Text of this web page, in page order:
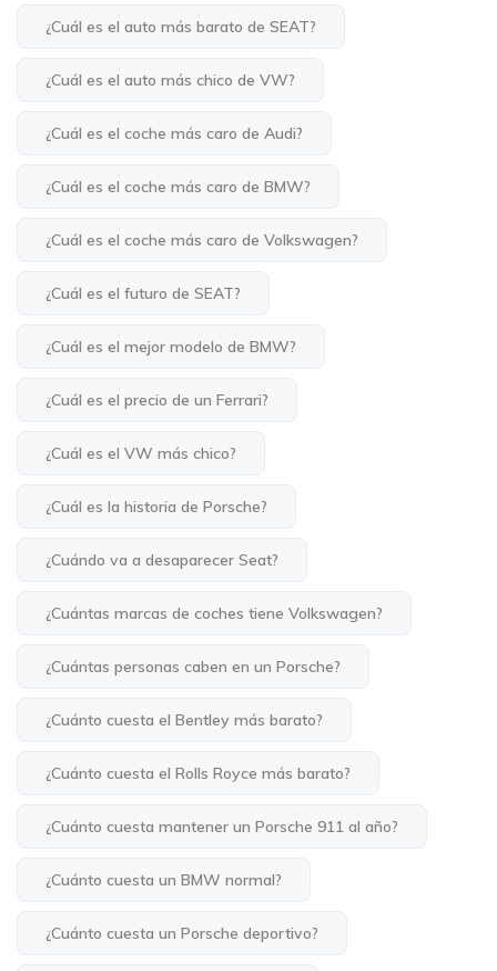
¿Cuál es el auto más barato de SEAT?
¿Cuál es el auto más chico de VW?
¿Cuál es el coche más caro de Audi?
¿Cuál es el coche más caro de BMW?
¿Cuál es el coche más caro de Volkswagen?
¿Cuál es el futuro de SEAT?
¿Cuál es el mejor modelo de BMW?
¿Cuál es el precio de un Ferrari?
¿Cuál es el VW más chico?
¿Cuál es la historia de Porsche?
¿Cuándo va a desaparecer Seat?
¿Cuántas marcas de coches tiene Volkswagen?
¿Cuántas personas caben en un Porsche?
¿Cuánto cuesta el Bentley más barato?
¿Cuánto cuesta el Rolls Royce más barato?
¿Cuánto cuesta mantener un Porsche 911 al año?
¿Cuánto cuesta un BMW normal?
¿Cuánto cuesta un Porsche deportivo?